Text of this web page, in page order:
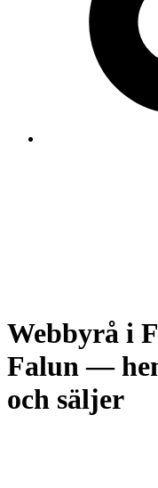
Webbyrå i
Falun —
och säljer